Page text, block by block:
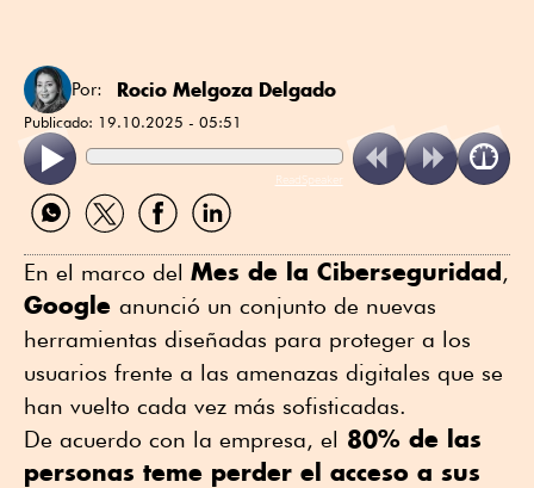
Por: Rocio Melgoza Delgado
Publicado: 19.10.2025 - 05:51
ReadSpeaker
Compartir
por
Compartir
por
Compartir
por
Compartir
por
En el marco del Mes de la Ciberseguridad,
Google anunció un conjunto de nuevas
herramientas diseñadas para proteger a los
usuarios frente a las amenazas digitales que se
han vuelto cada vez más sofisticadas.
De acuerdo con la empresa, el 80% de las
personas teme perder el acceso a sus